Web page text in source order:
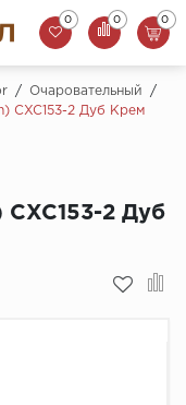
0 0 0
/ Очаровательный
/
CXC153-2 Дуб Крем
2 Дуб